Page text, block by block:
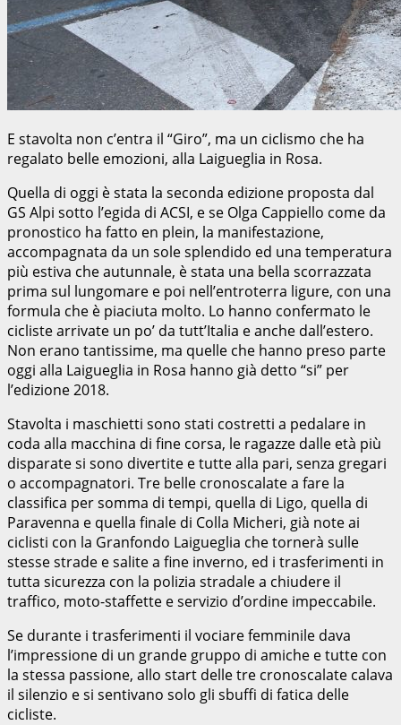
E stavolta non c’entra il “Giro”, ma un ciclismo che ha
regalato belle emozioni, alla Laigueglia in Rosa.
Quella di oggi è stata la seconda edizione proposta dal
GS Alpi sotto l’egida di ACSI, e se Olga Cappiello come da
pronostico ha fatto en plein, la manifestazione,
accompagnata da un sole splendido ed una temperatura
più estiva che autunnale, è stata una bella scorrazzata
prima sul lungomare e poi nell’entroterra ligure, con una
formula che è piaciuta molto. Lo hanno confermato le
cicliste arrivate un po’ da tutt’Italia e anche dall’estero.
Non erano tantissime, ma quelle che hanno preso parte
oggi alla Laigueglia in Rosa hanno già detto “si” per
l’edizione 2018.
Stavolta i maschietti sono stati costretti a pedalare in
coda alla macchina di fine corsa, le ragazze dalle età più
disparate si sono divertite e tutte alla pari, senza gregari
o accompagnatori. Tre belle cronoscalate a fare la
classifica per somma di tempi, quella di Ligo, quella di
Paravenna e quella finale di Colla Micheri, già note ai
ciclisti con la Granfondo Laigueglia che tornerà sulle
stesse strade e salite a fine inverno, ed i trasferimenti in
tutta sicurezza con la polizia stradale a chiudere il
traffico, moto-staffette e servizio d’ordine impeccabile.
Se durante i trasferimenti il vociare femminile dava
l’impressione di un grande gruppo di amiche e tutte con
la stessa passione, allo start delle tre cronoscalate calava
il silenzio e si sentivano solo gli sbuffi di fatica delle
cicliste.